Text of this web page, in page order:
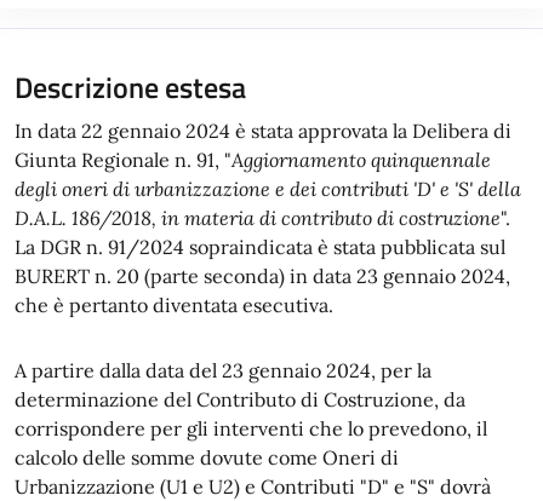
Descrizione estesa
In data 22 gennaio 2024 è stata approvata la Delibera di
Giunta Regionale n. 91, "Aggiornamento quinquennale
degli oneri di urbanizzazione e dei contributi 'D' e 'S' della
D.A.L. 186/2018, in materia di contributo di costruzione".
La DGR n. 91/2024 sopraindicata è stata pubblicata sul
BURERT n. 20 (parte seconda) in data 23 gennaio 2024,
che è pertanto diventata esecutiva.
A partire dalla data del 23 gennaio 2024, per la
determinazione del Contributo di Costruzione, da
corrispondere per gli interventi che lo prevedono, il
calcolo delle somme dovute come Oneri di
Urbanizzazione (U1 e U2) e Contributi "D" e "S" dovrà